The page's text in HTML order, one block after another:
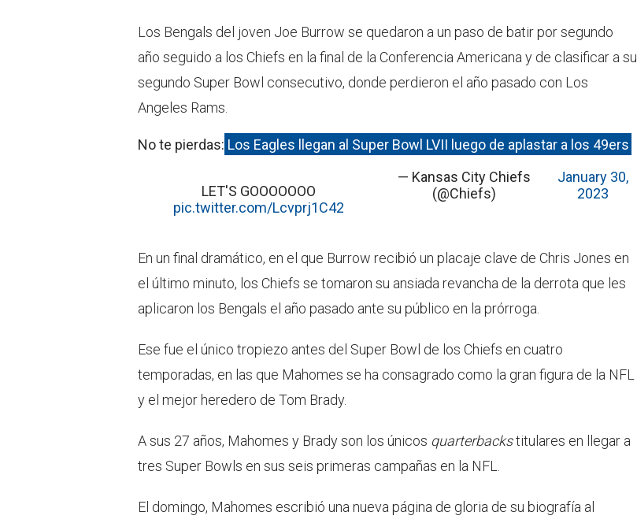
Los Bengals del joven Joe Burrow se quedaron a un paso de batir por segundo
año seguido a los Chiefs en la final de la Conferencia Americana y de clasificar a su
segundo Super Bowl consecutivo, donde perdieron el año pasado con Los
Angeles Rams.
No te pierdas: Los Eagles llegan al Super Bowl LVII luego de aplastar a los 49ers
LET'S GOOOOOOO
pic.twitter.com/Lcvprj1C42
— Kansas City Chiefs
(@Chiefs)
January 30,
2023
En un final dramático, en el que Burrow recibió un placaje clave de Chris Jones en
el último minuto, los Chiefs se tomaron su ansiada revancha de la derrota que les
aplicaron los Bengals el año pasado ante su público en la prórroga.
Ese fue el único tropiezo antes del Super Bowl de los Chiefs en cuatro
temporadas, en las que Mahomes se ha consagrado como la gran figura de la NFL
y el mejor heredero de Tom Brady.
A sus 27 años, Mahomes y Brady son los únicos quarterbackstitulares en llegar a
tres Super Bowls en sus seis primeras campañas en la NFL.
El domingo, Mahomes escribió una nueva página de gloria de su biografía al